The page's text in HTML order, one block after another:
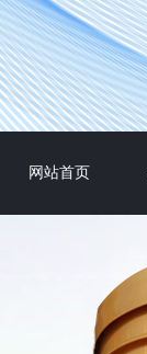
网站首页